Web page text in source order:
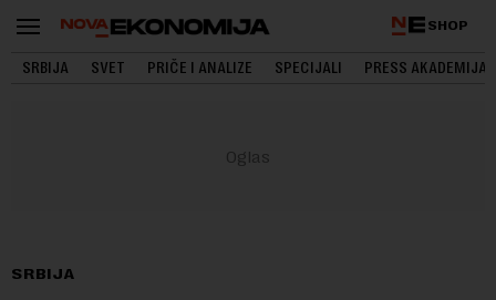
SHOP
SRBIJA SVET PRIČE I ANALIZE SPECIJALI PRESS AKADEMIJA
SRBIJA